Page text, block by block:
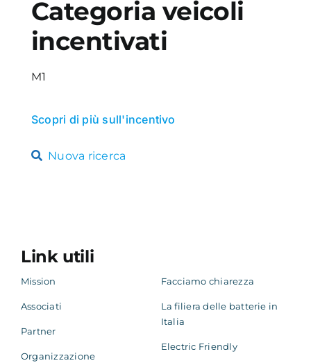
Categoria veicoli
incentivati
M1
Scopri di più sull'incentivo
Nuova ricerca
Link utili
Mission
Associati
Partner
Organizzazione
Facciamo chiarezza
La filiera delle batterie in
Italia
Electric Friendly